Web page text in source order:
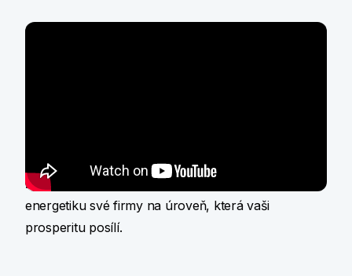
financování v době rychlých, nejen legislativních,
změn? Inspirujte se na webináři, jak posunout
energetiku své firmy na úroveň, která vaši
prosperitu posílí.